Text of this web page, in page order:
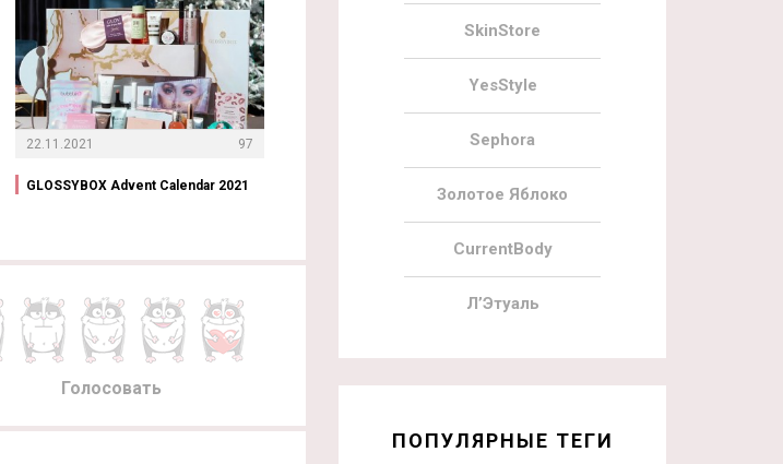
22.11.2021 97
GLOSSYBOX Advent Calendar 2021
64
Feelunique Advent Calendar 2021
Голосовать
SkinStore
YesStyle
Sephora
Золотое Яблоко
CurrentBody
Л’Этуаль
ПОПУЛЯРНЫЕ ТЕГИ